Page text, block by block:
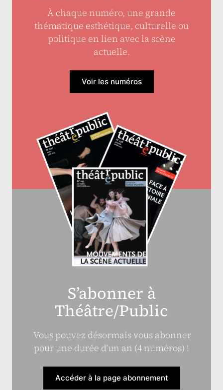
À chaque numéro, une grande
thématique esthétique, culturelle ou
politique en lien avec la scène
actuelle.
Voir les numéros
S’abonner à
Théâtre/Public
Vous pouvez désormais vous abonner
pour une durée d’un an (4 numéros) !
Accéder à la page abonnement